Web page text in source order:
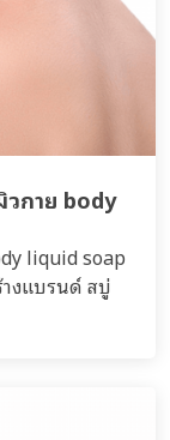
กาย body
liquid soap
งแบรนด์ สบู่